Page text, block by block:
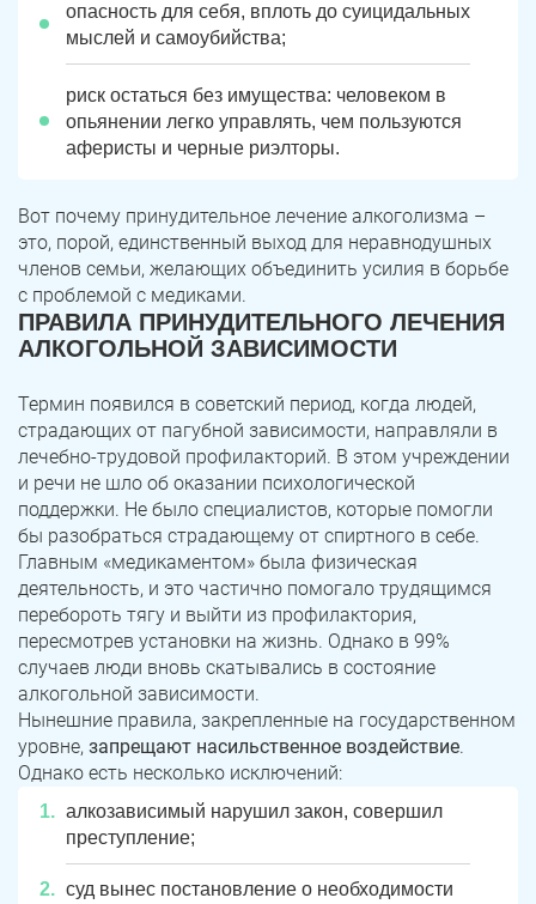
опасность для себя, вплоть до суицидальных
мыслей и самоубийства;
риск остаться без имущества: человеком в
опьянении легко управлять, чем пользуются
аферисты и черные риэлторы.
Вот почему принудительное лечение алкоголизма –
это, порой, единственный выход для неравнодушных
членов семьи, желающих объединить усилия в борьбе
с проблемой с медиками.
ПРАВИЛА ПРИНУДИТЕЛЬНОГО ЛЕЧЕНИЯ
АЛКОГОЛЬНОЙ ЗАВИСИМОСТИ
Термин появился в советский период, когда людей,
страдающих от пагубной зависимости, направляли в
лечебно-трудовой профилакторий. В этом учреждении
и речи не шло об оказании психологической
поддержки. Не было специалистов, которые помогли
бы разобраться страдающему от спиртного в себе.
Главным «медикаментом» была физическая
деятельность, и это частично помогало трудящимся
перебороть тягу и выйти из профилактория,
пересмотрев установки на жизнь. Однако в 99%
случаев люди вновь скатывались в состояние
алкогольной зависимости.
Нынешние правила, закрепленные на государственном
уровне, запрещают насильственное воздействие.
Однако есть несколько исключений:
алкозависимый нарушил закон, совершил
преступление;
суд вынес постановление о необходимости